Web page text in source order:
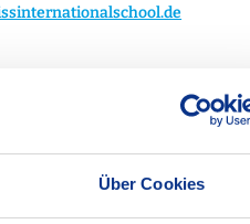
Über Cookies